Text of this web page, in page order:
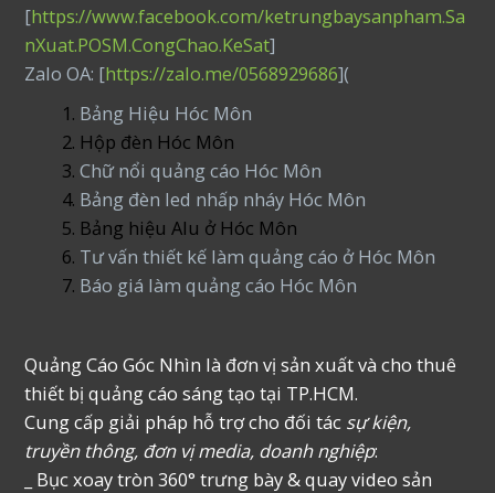
[https://www.facebook.com/ketrungbaysanpham.Sa
nXuat.POSM.CongChao.KeSat]
Zalo OA: [https://zalo.me/0568929686](
Bảng Hiệu Hóc Môn
Hộp đèn Hóc Môn
Chữ nổi quảng cáo Hóc Môn
Bảng đèn led nhấp nháy Hóc Môn
Bảng hiệu Alu ở Hóc Môn
Tư vấn thiết kế làm quảng cáo ở Hóc Môn
Báo giá làm quảng cáo Hóc Môn
Quảng Cáo Góc Nhìn là đơn vị sản xuất và cho thuê
thiết bị quảng cáo sáng tạo tại TP.HCM.
Cung cấp giải pháp hỗ trợ cho đối tác sự kiện,
truyền thông, đơn vị media, doanh nghiệp:
_ Bục xoay tròn 360° trưng bày & quay video sản